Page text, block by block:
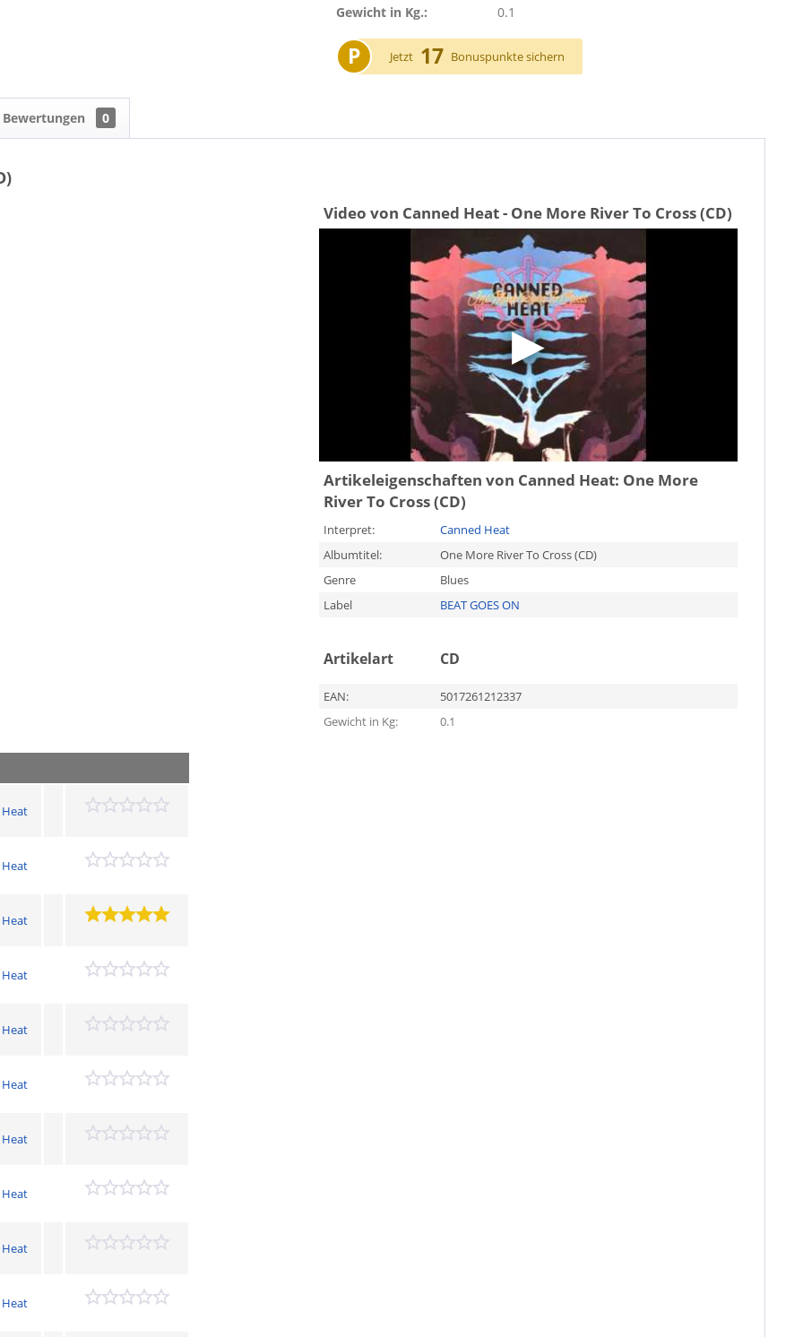
Gewicht in Kg.:
0.1
P Jetzt 17 Bonuspunkte sichern
Bewertungen 0
Video von Canned Heat - One More River To Cross (CD)
Artikeleigenschaften von Canned Heat: One More
River To Cross (CD)
Interpret:
Canned Heat
Albumtitel:
One More River To Cross (CD)
Genre
Blues
Label
BEAT GOES ON
Artikelart CD
EAN:
5017261212337
Gewicht in Kg:
0.1